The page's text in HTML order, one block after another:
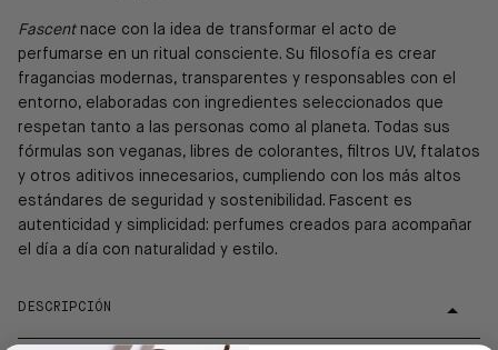
Fascentnace con la idea de transformar el acto de
perfumarse en un ritual consciente. Su filosofía es crear
fragancias modernas, transparentes y responsables con el
entorno, elaboradas con ingredientes seleccionados que
respetan tanto a las personas como al planeta. Todas sus
fórmulas son veganas, libres de colorantes, filtros UV, ftalatos
y otros aditivos innecesarios, cumpliendo con los más altos
estándares de seguridad y sostenibilidad. Fascent es
autenticidad y simplicidad: perfumes creados para acompañar
el día a día con naturalidad y estilo.
DESCRIPCIÓN